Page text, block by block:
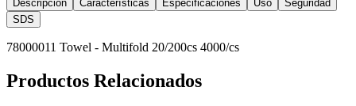
Descripción Características Especificaciones Uso
Seguridad
SDS
78000011 Towel - Multifold 20/200cs 4000/cs
Productos Relacionados